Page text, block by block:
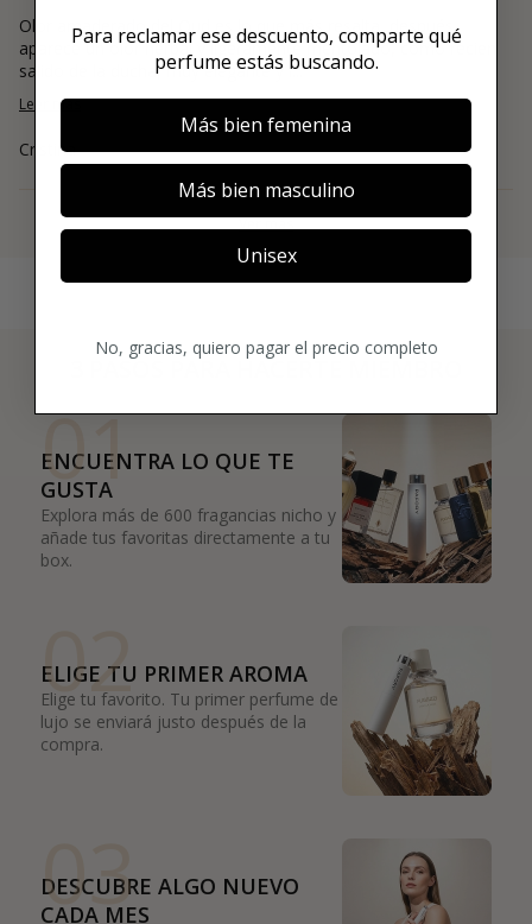
Olor amaderado del Oud es lo que más resalta, después
aparece un olor herbal y ligeramente mentolado, como recien
salido de la ducha, muy elegante y l...
Leer más
Cristina
Ver más
3 PASOS PARA HACERTE MIEMBRO
01
ENCUENTRA LO QUE TE
GUSTA
Explora más de 600 fragancias nicho y
añade tus favoritas directamente a tu
box.
02
ELIGE TU PRIMER AROMA
Elige tu favorito. Tu primer perfume de
lujo se enviará justo después de la
compra.
03
DESCUBRE ALGO NUEVO
CADA MES
Para reclamar ese descuento, comparte qué
perfume estás buscando.
Más bien femenina
Más bien masculino
Unisex
No, gracias, quiero pagar el precio completo